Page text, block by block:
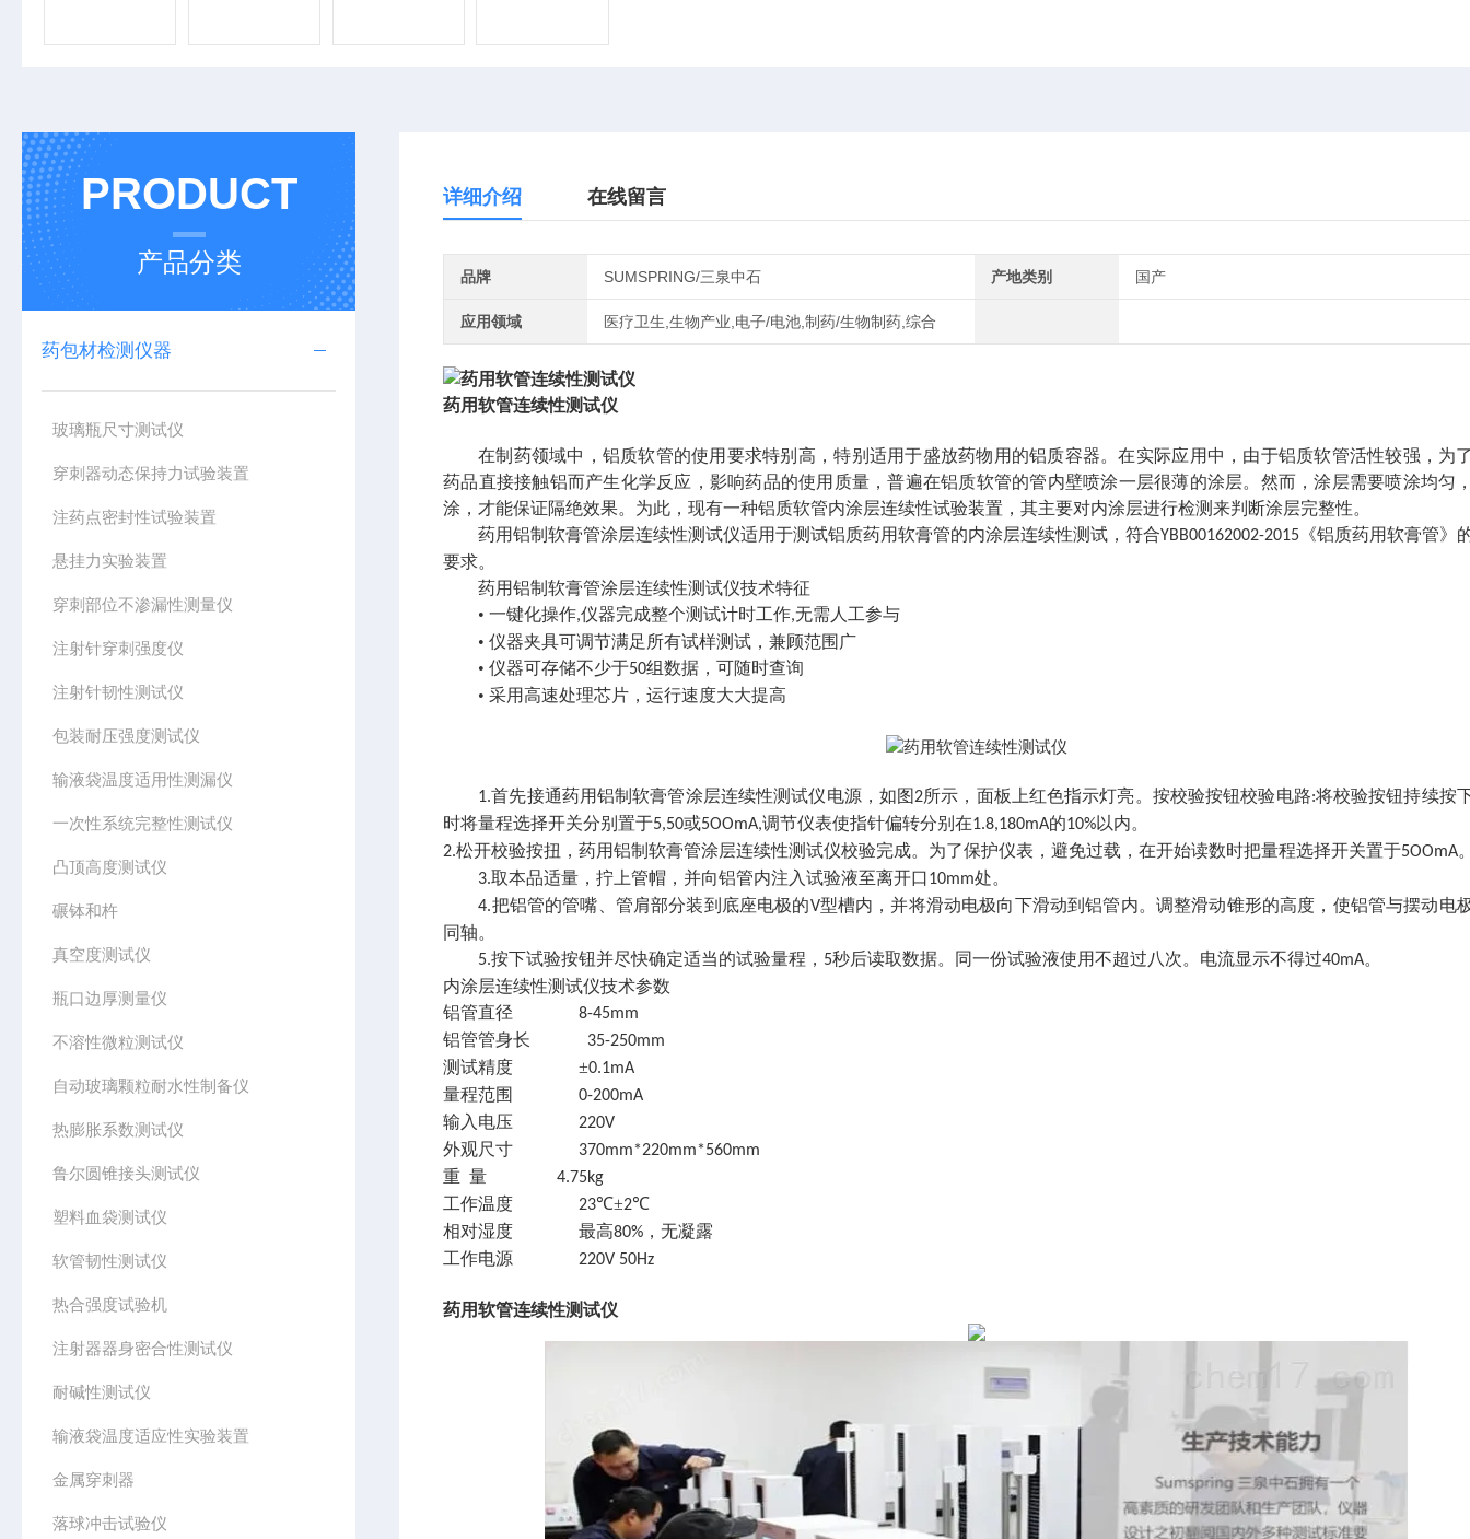
PRODUCT
产品分类
药包材检测仪器
玻璃瓶尺寸测试仪
穿刺器动态保持力试验装置
注药点密封性试验装置
悬挂力实验装置
穿刺部位不渗漏性测量仪
注射针穿刺强度仪
注射针韧性测试仪
包装耐压强度测试仪
输液袋温度适用性测漏仪
一次性系统完整性测试仪
凸顶高度测试仪
碾钵和杵
真空度测试仪
瓶口边厚测量仪
不溶性微粒测试仪
自动玻璃颗粒耐水性制备仪
热膨胀系数测试仪
鲁尔圆锥接头测试仪
塑料血袋测试仪
软管韧性测试仪
热合强度试验机
注射器器身密合性测试仪
耐碱性测试仪
输液袋温度适应性实验装置
金属穿刺器
落球冲击试验仪
详细介绍 在线留言
品牌 SUMSPRING/三泉中石 产地类别 国产
应用领域 医疗卫生,生物产业,电子/电池,制药/生物制药,综合
药用软管连续性测试仪
在制药领域中，铝质软管的使用要求特别高，特别适用于盛放药物用的铝质容器。在实际应用中，由于铝质软管活性较强，为
药品直接接触铝而产生化学反应，影响药品的使用质量，普遍在铝质软管的管内壁喷涂一层很薄的涂层。然而，涂层需要喷涂均匀
涂，才能保证隔绝效果。为此，现有一种铝质软管内涂层连续性试验装置，其主要对内涂层进行检测来判断涂层完整性。
药用铝制软膏管涂层连续性测试仪适用于测试铝质药用软膏管的内涂层连续性测试，符合YBB00162002-2015 《铝质药用软膏管》
要求。
药用铝制软膏管涂层连续性测试仪技术特征
• 一键化操作,仪器完成整个测试计时工作,无需人工参与
• 仪器夹具可调节满足所有试样测试，兼顾范围广
• 仪器可存储不少于50组数据，可随时查询
• 采用高速处理芯片，运行速度大大提高
1.首先接通药用铝制软膏管涂层连续性测试仪电源，如图2所示，面板上红色指示灯亮。按校验按钮校验电路:将校验按钮持续按
时将量程选择开关分别置于5,50或5OOmA,调节仪表使指针偏转分别在1.8,180mA的10%以内。
2.松开校验按扭，药用铝制软膏管涂层连续性测试仪校验完成。为了保护仪表，避免过载，在开始读数时把量程选择开关置于5OOmA
3.取本品适量，拧上管帽，并向铝管内注入试验液至离开口10mm处。
4.把铝管的管嘴、管肩部分装到底座电极的V型槽内，并将滑动电极向下滑动到铝管内。调整滑动锥形的高度，使铝管与摆动电
同轴。
5.按下试验按钮并尽快确定适当的试验量程， 5秒后读取数据。同一份试验液使用不超过八次。电流显示不得过40mA。
内涂层连续性测试仪技术参数
铝管直径
8-45mm
铝管管身长 35-250mm
测试精度 ±0.1mA
量程范围 0-200mA
输入电压 220V
外观尺寸 370mm*220mm*560mm
重 量 4.75kg
工作温度 23℃±2℃
相对湿度
最高80% ，无凝露
工作电源
220V 50Hz
药用软管连续性测试仪